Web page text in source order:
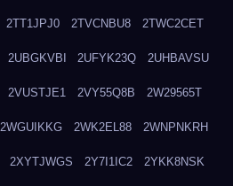
2TT1JPJ0 2TVCNBU8 2TWC2CET
2UBGKVBI 2UFYK23Q 2UHBAVSU
2VUSTJE1 2VY55Q8B 2W29565T
2WGUIKKG 2WK2EL88 2WNPNKRH
2XYTJWGS 2Y7I1IC2 2YKK8NSK